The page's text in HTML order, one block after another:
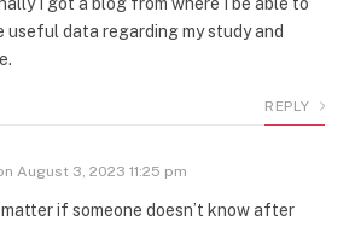
I got a blog from where I be able to
useful data regarding my study and
REPLY
August 3, 2023 11:25 pm
if someone doesn’t know after